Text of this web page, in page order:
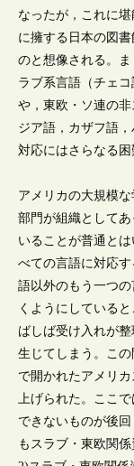
なったが，これに
に擁する日本の図
のと想像される。
ラブ系言語（チェコ
や，東欧・ソ連の
ジア語，カザフ語
対応にはさらなる困
アメリカの大規模
部門が組織として
いることが普通と
べての言語に対応
語以外のもう一つ
くようにしている
ばしば受け入れが
生じてしまう。この
で開かれたアメリ
上げられた。ここ
できないものが後
もスラブ・東欧関